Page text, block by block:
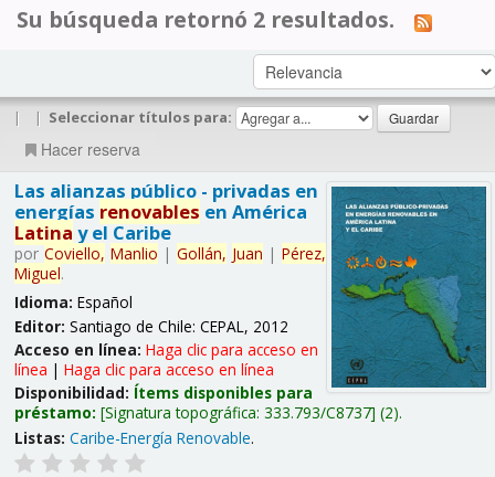
Su búsqueda retornó 2 resultados.
| | Seleccionar títulos para:
Hacer reserva
Las alianzas público - privadas en
energías renovables en América
Latina y el Caribe
por Coviello, Manlio | Gollán, Juan | Pérez,
Miguel.
Idioma: Español
Editor: Santiago de Chile: CEPAL, 2012
Acceso en línea: Haga clic para acceso en
línea | Haga clic para acceso en línea
Disponibilidad: Ítems disponibles para
préstamo: Signatura topográfica: 333.793/C8737 (2).
Listas: Caribe-Energía Renovable.